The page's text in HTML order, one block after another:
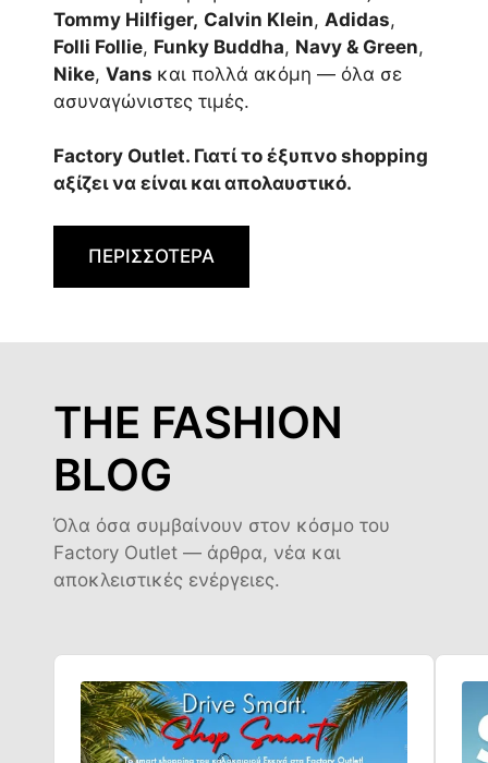
Tommy Hilfiger, Calvin Klein, Adidas,
Folli Follie, Funky Buddha, Navy & Green,
Nike, Vans και πολλά ακόμη — όλα σε
ασυναγώνιστες τιμές.
Factory Outlet. Γιατί το έξυπνο shopping
αξίζει να είναι και απολαυστικό.
ΠΕΡΙΣΣΟΤΕΡΑ
THE FASHION
BLOG
Όλα όσα συμβαίνουν στον κόσμο του
Factory Outlet — άρθρα, νέα και
αποκλειστικές ενέργειες.